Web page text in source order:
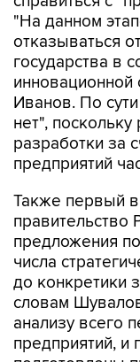
"На данном
отказываться
государства в
инновационной
Иванов. По
нет",
разработки за
предприятий
Также первый
правительство
предложения
числа
до конкретики
словам
анализу всего
предприятий, и